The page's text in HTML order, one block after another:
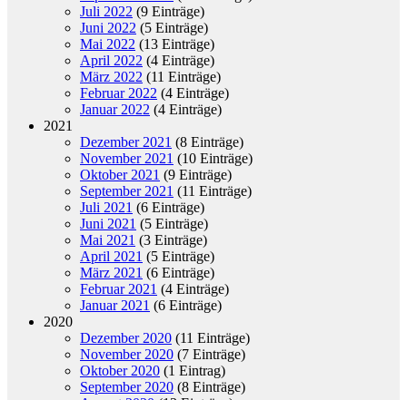
Juli 2022 (9 Einträge)
Juni 2022 (5 Einträge)
Mai 2022 (13 Einträge)
April 2022 (4 Einträge)
März 2022 (11 Einträge)
Februar 2022 (4 Einträge)
Januar 2022 (4 Einträge)
2021
Dezember 2021 (8 Einträge)
November 2021 (10 Einträge)
Oktober 2021 (9 Einträge)
September 2021 (11 Einträge)
Juli 2021 (6 Einträge)
Juni 2021 (5 Einträge)
Mai 2021 (3 Einträge)
April 2021 (5 Einträge)
März 2021 (6 Einträge)
Februar 2021 (4 Einträge)
Januar 2021 (6 Einträge)
2020
Dezember 2020 (11 Einträge)
November 2020 (7 Einträge)
Oktober 2020 (1 Eintrag)
September 2020 (8 Einträge)